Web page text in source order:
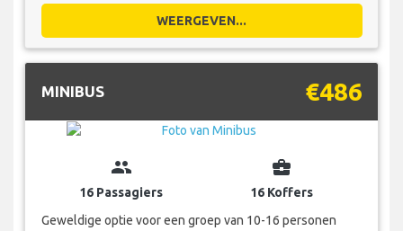
WEERGEVEN...
MINIBUS €486
group
16 Passagiers
business_center
16 Koffers
Geweldige optie voor een groep van 10-16 personen